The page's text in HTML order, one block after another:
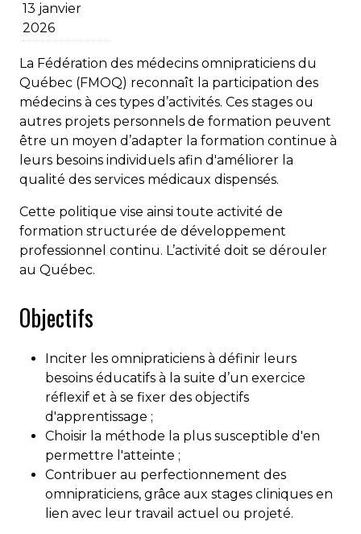
13 janvier
2026
La Fédération des médecins omnipraticiens du
Québec (FMOQ) reconnaît la participation des
médecins à ces types d’activités. Ces stages ou
autres projets personnels de formation peuvent
être un moyen d’adapter la formation continue à
leurs besoins individuels afin d'améliorer la
qualité des services médicaux dispensés.
Cette politique vise ainsi toute activité de
formation structurée de développement
professionnel continu. L’activité doit se dérouler
au Québec.
Objectifs
Inciter les omnipraticiens à définir leurs
besoins éducatifs à la suite d’un exercice
réflexif et à se fixer des objectifs
d'apprentissage ;
Choisir la méthode la plus susceptible d'en
permettre l'atteinte ;
Contribuer au perfectionnement des
omnipraticiens, grâce aux stages cliniques en
lien avec leur travail actuel ou projeté.